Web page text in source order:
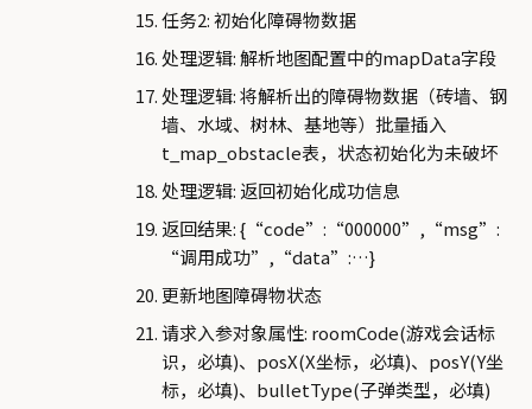
任务2: 初始化障碍物数据
处理逻辑: 解析地图配置中的mapData字段
处理逻辑: 将解析出的障碍物数据（砖墙、钢
墙、水域、树林、基地等）批量插入
t_map_obstacle表，状态初始化为未破坏
处理逻辑: 返回初始化成功信息
返回结果: {“code”:“000000”,“msg”:
“调用成功”,“data”:…}
更新地图障碍物状态
请求入参对象属性: roomCode(游戏会话标
识，必填)、posX(X坐标，必填)、posY(Y坐
标，必填)、bulletType(子弹类型，必填)